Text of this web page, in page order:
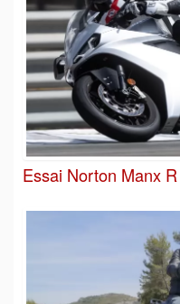
Essai Norton Manx R